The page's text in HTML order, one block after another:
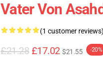
Vater Von
(1 customer reviews)
£21.28 £17.02 $21.55 -20%